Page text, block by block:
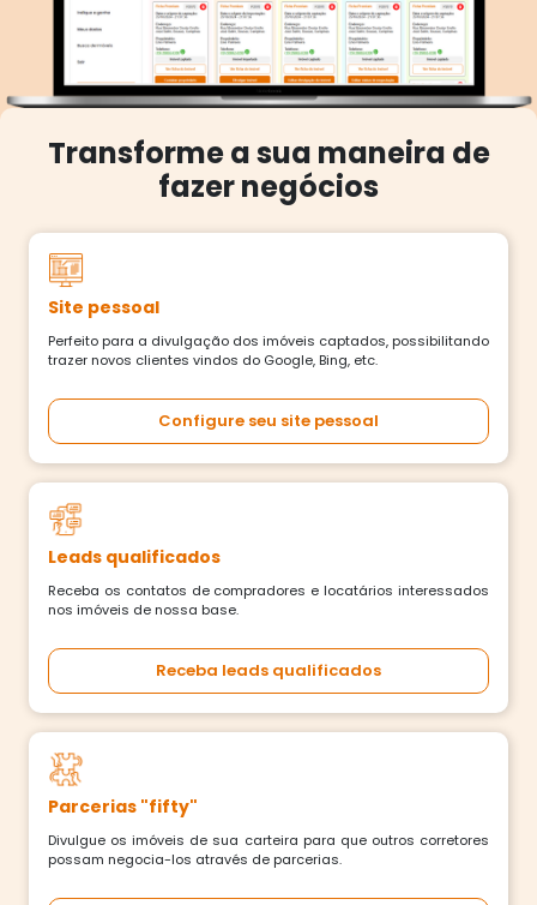
Transforme a sua maneira de
fazer negócios
Site pessoal
Perfeito para a divulgação dos imóveis captados, possibilitando
trazer novos clientes vindos do Google, Bing, etc.
Configure seu site pessoal
Leads qualificados
Receba os contatos de compradores e locatários interessados
nos imóveis de nossa base.
Receba leads qualificados
Parcerias "fifty"
Divulgue os imóveis de sua carteira para que outros corretores
possam negocia-los através de parcerias.